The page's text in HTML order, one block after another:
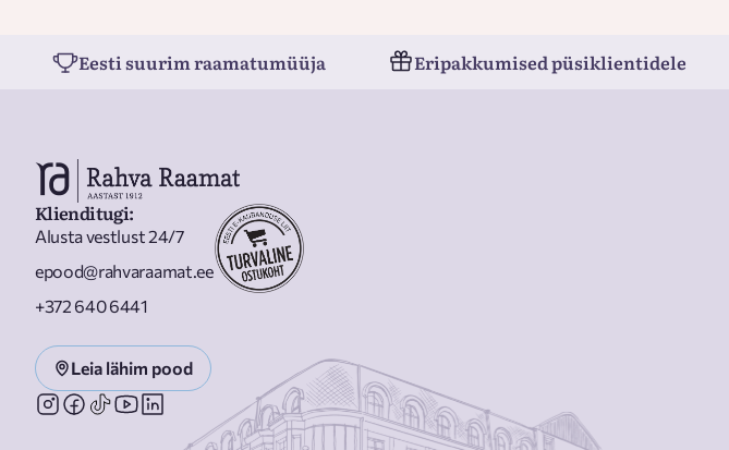
Eesti suurim raamatumüüja Eripakkumised püsiklientidele
Klienditugi:
Alusta vestlust 24/7
epood@rahvaraamat.ee
+372 640 6441
Leia lähim pood